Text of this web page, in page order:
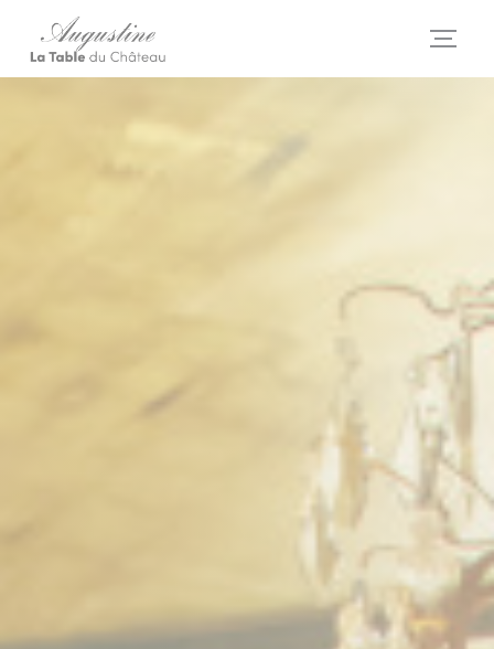
Панель управления cookies